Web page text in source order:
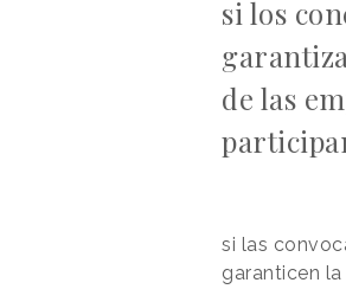
si los
de las
si las
garanticen